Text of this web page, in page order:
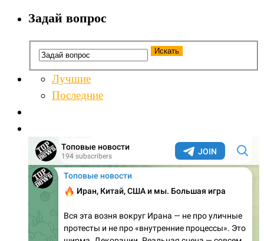
Задай вопрос
Лучшие
Последние